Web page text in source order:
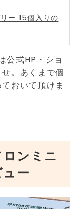
ー 15個入りの
公式HP・ショ
。あくまで個
おいて頂けま
ンミニ
ー